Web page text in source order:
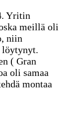
Yritin
meillä oli
niin
löytynyt.
( Gran
oli samaa
montaa